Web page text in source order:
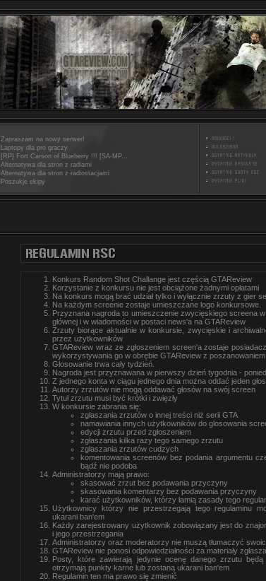
Zapraszam na nowy serwer!
Laptopy dla pro graczy
[RP] Fort Carson of Blueberry !!! [SA-MP...
Alternatywa dla stron z radiami
Alternatywa dla stron z radiostacjami
Poszukje ekipy
Konkurs Random Shot Challange jest częścią GTAReview
Korzystanie z konkursu nie jest obciążone żadnymi opłatami
Na konkurs mogą brać udział tylko i wyłącznie zrzuty z gier
Na każdym screenie zostaje umieszczane logo konkursowe.
Przyznana nagroda to umieszczenie zwycięskiego screena
głównej i w wiadomości w postaci news'a na GTAReview
Zrzuty biorące aktualnie w konkursie, zwycięskie i
przez użytkowników
GTAReview wraz ze zgłoszeniem screen'a zostaje
wykorzystywania go w obrębie GTAReview z
Głosowanie trwa cały tydzień.
Nagroda jest przyznawana w pierwszy dzień tygodnia -
Z jednego konta w ciągu jednego dnia można oddać jeden głos
Autorzy zrzutów nie mogą oddawać głosów na swój screen
Tytuł zrzutu musi być krótki i zwięzły
W konkursie zabrania się:
zgłaszania zrzutów o innej treści niż serii GTA
namawiania innych użytkowników do glosowania
edycji zrzutu przed zgłoszeniem
zgłaszania kilka razy tego samego zrzutu
zgłaszania zrzutów cudzych
komentowania screenów bez podania argumentu
bądź nie podoba
Administratorzy mają prawo:
skasować zrzut bez podawania przyczyny
skasowania komentarzy bez podawania przyczyny
karać użytkowników, którzy łamią zasady tego
Użytkownicy którzy nie przestrzegają tego regulaminu
ukarani ban'em
Każdy zarejestrowany użytkownik zobowiązany jest do
i jego przestrzegania
Administratorzy oraz moderatorzy nie muszą tłumaczyć
GTAReview nie ponosi odpowiedzialności za materiały
Posty, które zawierają jedynie ocenę danego zrzutu
otrzymają punkty karne lub zostaną ukarani ban'em
Regulamin ten ma prawo się zmienić